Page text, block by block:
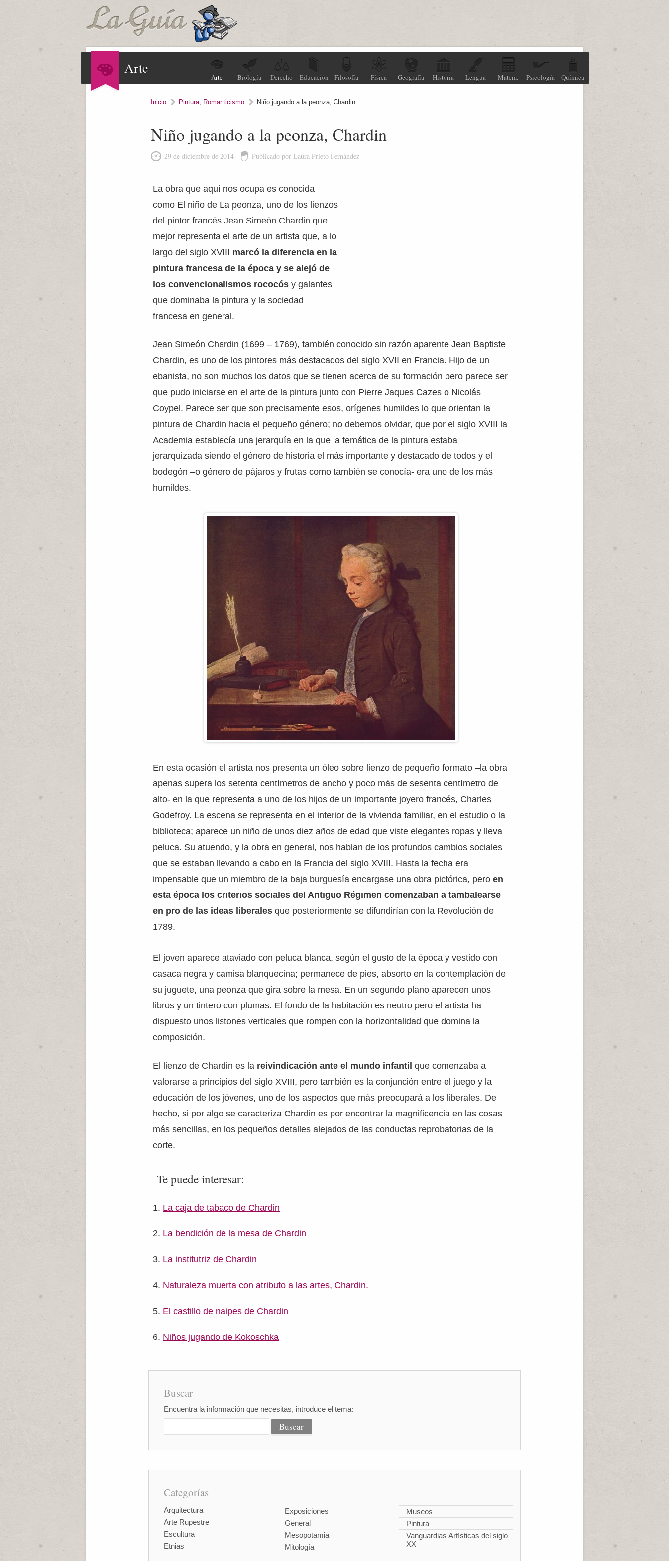
Arte
Arte Biología Derecho Educación Filosofía Física Geografía Historia Lengua Matem. Psicología Química
Inicio Pintura, Romanticismo Niño jugando a la peonza, Chardin
Niño jugando a la peonza, Chardin
29 de diciembre de 2014 Publicado por Laura Prieto Fernández
La obra que aquí nos ocupa es conocida
como El niño de La peonza, uno de los lienzos
del pintor francés Jean Simeón Chardin que
mejor representa el arte de un artista que, a lo
largo del siglo XVIII marcó la diferencia en la
pintura francesa de la época y se alejó de
los convencionalismos rococósy galantes
que dominaba la pintura y la sociedad
francesa en general.
Jean Simeón Chardin (1699 – 1769), también conocido sin razón aparente Jean Baptiste
Chardin, es uno de los pintores más destacados del siglo XVII en Francia. Hijo de un
ebanista, no son muchos los datos que se tienen acerca de su formación pero parece ser
que pudo iniciarse en el arte de la pintura junto con Pierre Jaques Cazes o Nicolás
Coypel. Parece ser que son precisamente esos, orígenes humildes lo que orientan la
pintura de Chardin hacia el pequeño género; no debemos olvidar, que por el siglo XVIII la
Academia establecía una jerarquía en la que la temática de la pintura estaba
jerarquizada siendo el género de historia el más importante y destacado de todos y el
bodegón –o género de pájaros y frutas como también se conocía- era uno de los más
humildes.
En esta ocasión el artista nos presenta un óleo sobre lienzo de pequeño formato –la obra
apenas supera los setenta centímetros de ancho y poco más de sesenta centímetro de
alto- en la que representa a uno de los hijos de un importante joyero francés, Charles
Godefroy. La escena se representa en el interior de la vivienda familiar, en el estudio o la
biblioteca; aparece un niño de unos diez años de edad que viste elegantes ropas y lleva
peluca. Su atuendo, y la obra en general, nos hablan de los profundos cambios sociales
que se estaban llevando a cabo en la Francia del siglo XVIII. Hasta la fecha era
impensable que un miembro de la baja burguesía encargase una obra pictórica, pero en
esta época los criterios sociales del Antiguo Régimen comenzaban a tambalearse
en pro de las ideas liberales que posteriormente se difundirían con la Revolución de
1789.
El joven aparece ataviado con peluca blanca, según el gusto de la época y vestido con
casaca negra y camisa blanquecina; permanece de pies, absorto en la contemplación de
su juguete, una peonza que gira sobre la mesa. En un segundo plano aparecen unos
libros y un tintero con plumas. El fondo de la habitación es neutro pero el artista ha
dispuesto unos listones verticales que rompen con la horizontalidad que domina la
composición.
El lienzo de Chardin es la reivindicación ante el mundo infantil que comenzaba a
valorarse a principios del siglo XVIII, pero también es la conjunción entre el juego y la
educación de los jóvenes, uno de los aspectos que más preocupará a los liberales. De
hecho, si por algo se caracteriza Chardin es por encontrar la magnificencia en las cosas
más sencillas, en los pequeños detalles alejados de las conductas reprobatorias de la
corte.
Te puede interesar:
La caja de tabaco de Chardin
La bendición de la mesa de Chardin
La institutriz de Chardin
Naturaleza muerta con atributo a las artes, Chardin.
El castillo de naipes de Chardin
Niños jugando de Kokoschka
Buscar
Encuentra la información que necesitas, introduce el tema:
Categorías
Arquitectura
Arte Rupestre
Escultura
Etnias
Exposiciones
General
Mesopotamia
Mitología
Museos
Pintura
Vanguardias Artísticas del siglo
XX